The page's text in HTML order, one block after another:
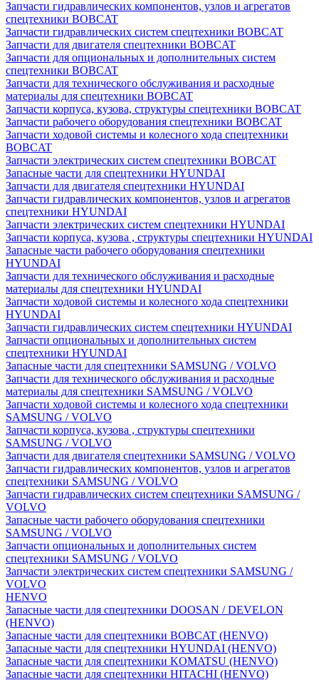
Запчасти гидравлических компонентов, узлов и агрегатов
спецтехники BOBCAT
Запчасти гидравлических систем спецтехники BOBCAT
Запчасти для двигателя спецтехники BOBCAT
Запчасти для опциональных и дополнительных систем
спецтехники BOBCAT
Запчасти для технического обслуживания и расходные
материалы для спецтехники BOBCAT
Запчасти корпуса, кузова, структуры спецтехники BOBCAT
Запчасти рабочего оборудования спецтехники BOBCAT
Запчасти ходовой системы и колесного хода спецтехники
BOBCAT
Запчасти электрических систем спецтехники BOBCAT
Запасные части для спецтехники HYUNDAI
Запчасти для двигателя спецтехники HYUNDAI
Запчасти гидравлических компонентов, узлов и агрегатов
спецтехники HYUNDAI
Запчасти электрических систем спецтехники HYUNDAI
Запчасти корпуса, кузова , структуры спецтехники HYUNDAI
Запасные части рабочего оборудования спецтехники
HYUNDAI
Запчасти для технического обслуживания и расходные
материалы для спецтехники HYUNDAI
Запчасти ходовой системы и колесного хода спецтехники
HYUNDAI
Запчасти гидравлических систем спецтехники HYUNDAI
Запчасти опциональных и дополнительных систем
спецтехники HYUNDAI
Запасные части для спецтехники SAMSUNG / VOLVO
Запчасти для технического обслуживания и расходные
материалы для спецтехники SAMSUNG / VOLVO
Запчасти ходовой системы и колесного хода спецтехники
SAMSUNG / VOLVO
Запчасти корпуса, кузова , структуры спецтехники
SAMSUNG / VOLVO
Запчасти для двигателя спецтехники SAMSUNG / VOLVO
Запчасти гидравлических компонентов, узлов и агрегатов
спецтехники SAMSUNG / VOLVO
Запчасти гидравлических систем спецтехники SAMSUNG /
VOLVO
Запасные части рабочего оборудования спецтехники
SAMSUNG / VOLVO
Запчасти опциональных и дополнительных систем
спецтехники SAMSUNG / VOLVO
Запчасти электрических систем спецтехники SAMSUNG /
VOLVO
HENVO
Запасные части для спецтехники DOOSAN / DEVELON
(HENVO)
Запасные части для спецтехники BOBCAT (HENVO)
Запасные части для спецтехники HYUNDAI (HENVO)
Запасные части для спецтехники KOMATSU (HENVO)
Запасные части для спецтехники HITACHI (HENVO)